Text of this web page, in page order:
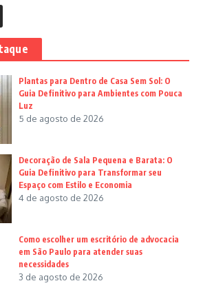
Plantas para Dentro de Casa Sem Sol: O
Guia Definitivo para Ambientes com Pouca
Luz
5 de agosto de 2026
Decoração de Sala Pequena e Barata: O
Guia Definitivo para Transformar seu
Espaço com Estilo e Economia
4 de agosto de 2026
Como escolher um escritório de advocacia
em São Paulo para atender suas
necessidades
3 de agosto de 2026